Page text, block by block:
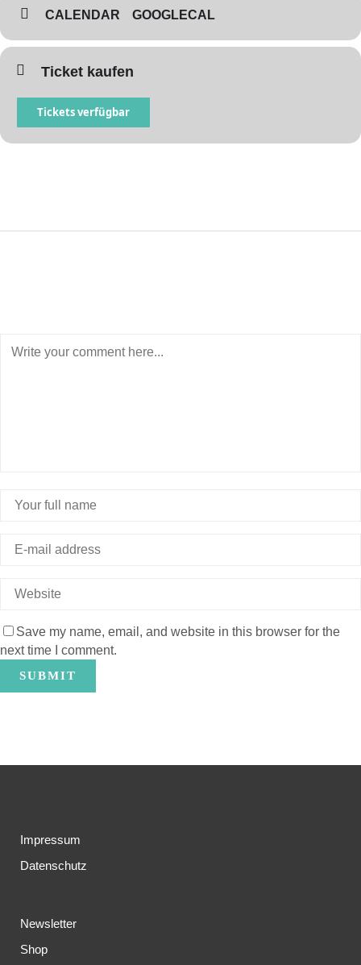
CALENDAR GOOGLECAL
Ticket kaufen
Tickets verfügbar
Save my name, email, and website in this browser for the
next time I comment.
Impressum
Datenschutz
Newsletter
Shop